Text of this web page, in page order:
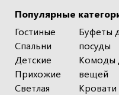
Популярные
Гостиные
Спальни
Детские
Прихожие
Светлая
Буфеты
посуды
Комоды
вещей